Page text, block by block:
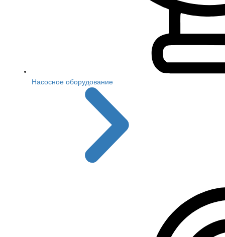
Насосное оборудование